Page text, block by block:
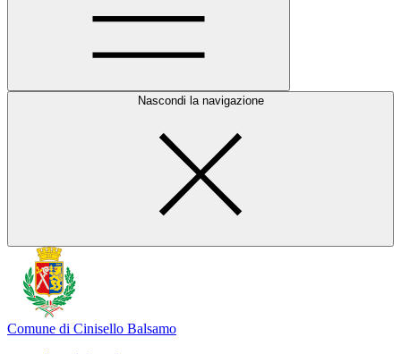
Nascondi la navigazione
Comune di Cinisello Balsamo